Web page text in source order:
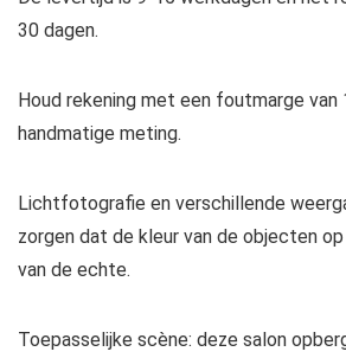
30 dagen.
Houd rekening met een foutmarge van
handmatige meting.
Lichtfotografie en verschillende
zorgen dat de kleur van de objecten
van de echte.
Toepasselijke scène: deze salon